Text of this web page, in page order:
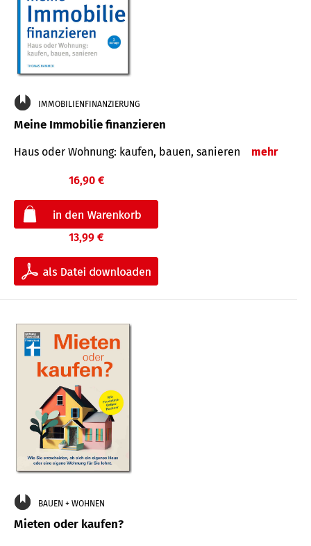
IMMOBILIENFINANZIERUNG
Meine Immobilie finanzieren
Haus oder Wohnung: kaufen, bauen, sanieren mehr
16,90 €
13,99 €
BAUEN + WOHNEN
Mieten oder kaufen?